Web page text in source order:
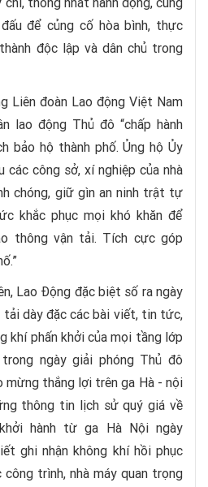
để củng cố hòa bình, thực
độc lập và dân chủ trong
Liên đoàn Lao động Việt Nam
lao động Thủ đô “chấp hành
bảo hộ thành phố. Ủng hộ Ủy
các công sở, xí nghiệp của nhà
chóng, giữ gìn an ninh trật tự
khắc phục mọi khó khăn để
thông vận tải. Tích cực góp
Lao Động đặc biệt số ra ngày
dày đặc các bài viết, tin tức,
khí phấn khởi của mọi tầng lớp
trong ngày giải phóng Thủ đô
mừng thắng lợi trên ga Hà - nội
thông tin lịch sử quý giá về
hành từ ga Hà Nội ngày
ghi nhận không khí hồi phục
trình, nhà máy quan trọng